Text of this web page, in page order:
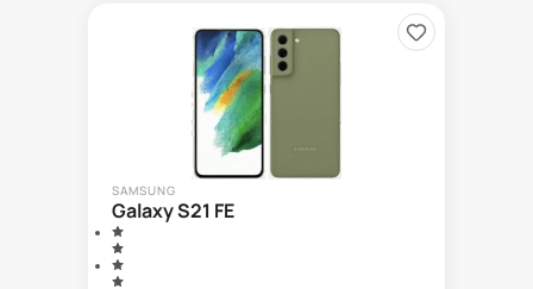
SAMSUNG
Galaxy S21 FE